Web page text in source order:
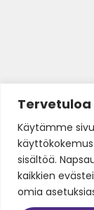
Käytämme
sisältöä.
kaikkien
omia